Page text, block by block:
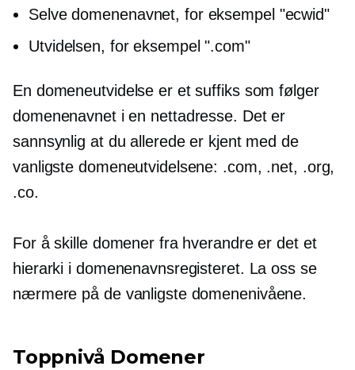
Selve domenenavnet, for eksempel "ecwid"
Utvidelsen, for eksempel ".com"
En domeneutvidelse er et suffiks som følger
domenenavnet i en nettadresse. Det er
sannsynlig at du allerede er kjent med de
vanligste domeneutvidelsene: .com, .net, .org,
.co.
For å skille domener fra hverandre er det et
hierarki i domenenavnsregisteret. La oss se
nærmere på de vanligste domenenivåene.
Toppnivå Domener